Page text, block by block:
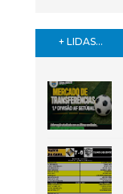
+ LIDAS...